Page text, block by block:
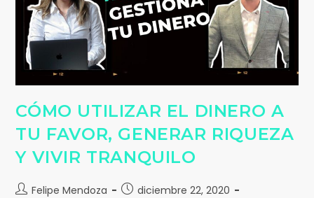
CÓMO UTILIZAR EL DINERO A
TU FAVOR, GENERAR RIQUEZA
Y VIVIR TRANQUILO
Felipe Mendoza
diciembre 22, 2020